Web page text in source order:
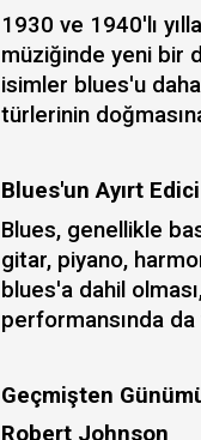
1930 ve 1940'lı
müziğinde yeni bir
isimler blues'u
türlerinin
Blues'un Ayırt
Blues, genellikle
gitar, piyano,
blues'a dahil
performansında
Geçmişten
Robert Johnson